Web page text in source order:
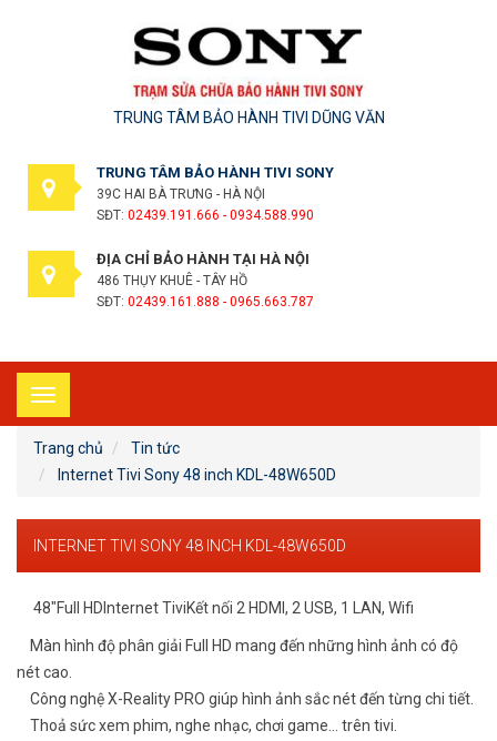
TRUNG TÂM BẢO HÀNH TIVI DŨNG VĂN
TRUNG TÂM BẢO HÀNH TIVI SONY
39C HAI BÀ TRƯNG - HÀ NỘI
SĐT: 02439.191.666 - 0934.588.990
ĐỊA CHỈ BẢO HÀNH TẠI HÀ NỘI
486 THỤY KHUÊ - TÂY HỒ
SĐT: 02439.161.888 - 0965.663.787
Toggle
navigation
Trang chủ
Tin tức
Internet Tivi Sony 48 inch KDL-48W650D
INTERNET TIVI SONY 48 INCH KDL-48W650D
48"Full HDInternet TiviKết nối 2 HDMI, 2 USB, 1 LAN, Wifi
Màn hình độ phân giải Full HD mang đến những hình ảnh có độ
nét cao.
Công nghệ X-Reality PRO giúp hình ảnh sắc nét đến từng chi tiết.
Thoả sức xem phim, nghe nhạc, chơi game... trên tivi.